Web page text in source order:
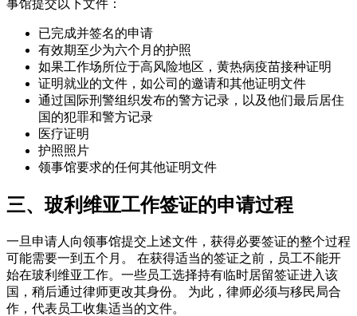
事馆提交以下文件：
已完成并签名的申请
有效期至少为六个月的护照
如果工作场所位于高风险地区，黄热病疫苗接种证明
证明就业的文件，如公司的邀请和其他证明文件
通过国际刑警组织发布的警方记录，以及他们最后居住
国的犯罪和警方记录
医疗证明
护照照片
领事馆要求的任何其他证明文件
三、玻利维亚工作签证的申请过程
一旦申请人向领事馆提交上述文件，获得必要签证的整个过程
可能需要一到五个月。 在获得适当的签证之前，员工不能开
始在玻利维亚工作。一些员工选择持有临时居留签证进入该
国，稍后通过律师更改其身份。 为此，律师必须与移民局合
作，代表员工收集适当的文件。